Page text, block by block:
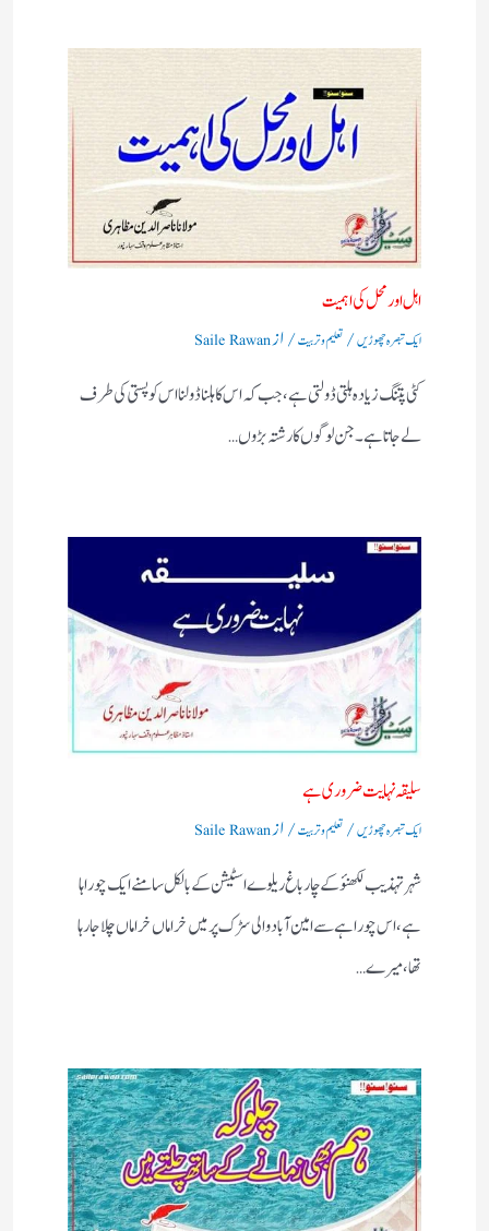
اہل اورمحل کی اہمیت
ایک تبصرہ چھوڑیں/ تعلیم و تربیت/ ازSaile Rawan
کٹی پتنگ زیادہ ہلتی ڈولتی ہے ، جب کہ اس کا ہلنا ڈولنا اس کو پستی کی طرف
لے جاتا ہے۔جن لوگوں کا رشتہ بڑوں…
سلیقہ نہایت ضروری ہے
ایک تبصرہ چھوڑیں/ تعلیم و تربیت/ ازSaile Rawan
شہر تہذیب لکھنؤکے چارباغ ریلوے اسٹیشن کے بالکل سامنے ایک چوراہا
ہے ،اس چوراہے سے امین آباد والی سڑک پرمیں خراماں خراماں چلاجا رہا
تھا،میرے…